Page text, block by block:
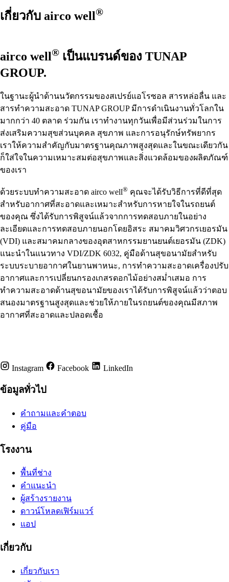
เกี่ยวกับ airco well®
airco well® เป็นแบรนด์ของ TUNAP
GROUP.
ในฐานะผู้นำด้านนวัตกรรมของสเปรย์แอโรซอล สารหล่อลื่น และ
สารทำความสะอาด TUNAP GROUP มีการดำเนินงานทั่วโลกใน
มากกว่า 40 ตลาด ร่วมกัน เราทำงานทุกวันเพื่อมีส่วนร่วมในการ
ส่งเสริมความสุขส่วนบุคคล สุขภาพ และการอนุรักษ์ทรัพยากร
เราให้ความสำคัญกับมาตรฐานคุณภาพสูงสุดและในขณะเดียวกัน
ก็ใส่ใจในความเหมาะสมต่อสุขภาพและสิ่งแวดล้อมของผลิตภัณฑ์
ของเรา
ด้วยระบบทำความสะอาด airco well® คุณจะได้รับวิธีการที่ดีที่สุด
สำหรับอากาศที่สะอาดและเหมาะสำหรับการหายใจในรถยนต์
ของคุณ ซึ่งได้รับการพิสูจน์แล้วจากการทดสอบภายในอย่าง
ละเอียดและการทดสอบภายนอกโดยอิสระ สมาคมวิศวกรเยอรมัน
(VDI) และสมาคมกลางของอุตสาหกรรมยานยนต์เยอรมัน (ZDK)
แนะนำในแนวทาง VDI/ZDK 6032, คู่มือด้านสุขอนามัยสำหรับ
ระบบระบายอากาศในยานพาหนะ, การทำความสะอาดเครื่องปรับ
อากาศและการเปลี่ยนกรองเกสรดอกไม้อย่างสม่ำเสมอ การ
ทำความสะอาดด้านสุขอนามัยของเราได้รับการพิสูจน์แล้วว่าตอบ
สนองมาตรฐานสูงสุดและช่วยให้ภายในรถยนต์ของคุณมีสภาพ
อากาศที่สะอาดและปลอดเชื้อ
Instagram Facebook LinkedIn
ข้อมูลทั่วไป
คำถามและคำตอบ
คู่มือ
โรงงาน
พื้นที่ช่าง
คำแนะนำ
ผู้สร้างรายงาน
ดาวน์โหลดเฟิร์มแวร์
แอป
เกี่ยวกับ
เกี่ยวกับเรา